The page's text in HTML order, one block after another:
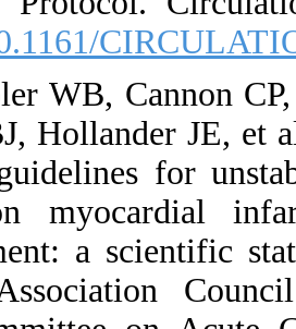
[DOI:10.1161/
28. Gibler WB,
Drew BJ, Hollander
of the guidelines
elevation
department: a
Heart